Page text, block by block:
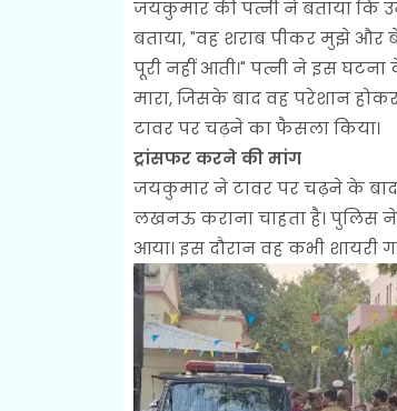
जयकुमार की पत्नी ने बताया कि
बताया, "वह शराब पीकर मुझे और
पूरी नहीं आती।" पत्नी ने इस
मारा, जिसके बाद वह परेशान
टावर पर चढ़ने का फैसला किया।
ट्रांसफर करने की मांग
जयकुमार ने टावर पर चढ़ने के
लखनऊ कराना चाहता है। पुलिस ने
आया। इस दौरान वह कभी शायरी